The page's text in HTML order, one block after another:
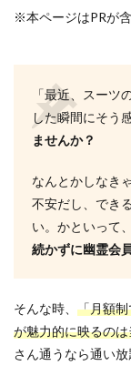
※本ページはPRが
「最近、スー
した瞬間にそう
ませんか？
なんとかしなき
不安だし、でき
い。かといって
続かずに幽霊会
そんな時、 「月額
が魅力的に映るの
さん通うなら通い